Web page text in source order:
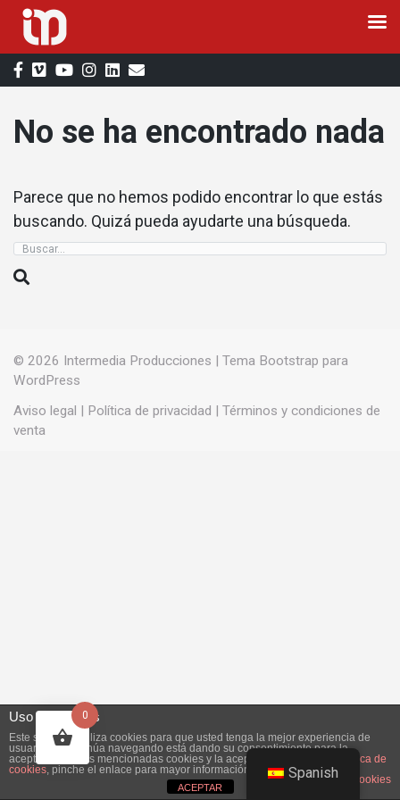
Saltar
al
No se ha encontrado nada
Parece que no hemos podido encontrar lo que estás
buscando. Quizá pueda ayudarte una búsqueda.
© 2026 Intermedia Producciones | Tema Bootstrap para
WordPress
Aviso legal | Política de privacidad | Términos y condiciones de
venta
Uso de cookies
Este sitio web utiliza cookies para que usted tenga la mejor experiencia de
usuario. Si continúa navegando está dando su consentimiento para la
aceptación de las mencionadas cookies y la aceptación de nuestra
política de
cookies, pinche el enlace para mayor información.
plugin cookies
ACEPTAR
Spanish
0